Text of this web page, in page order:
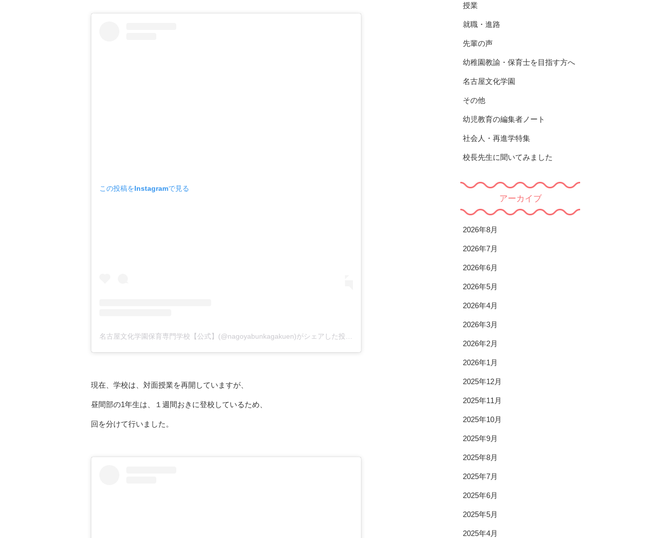
この投稿をInstagramで見る
現在、学校は、対面授業を再開していますが、
昼間部の1年生は、１週間おきに登校しているため、
回を分けて行いました。
授業
就職・進路
先輩の声
幼稚園教諭・保育士を目指す方へ
名古屋文化学園
その他
幼児教育の編集者ノート
社会人・再進学特集
校長先生に聞いてみました
アーカイブ
2026年8月
2026年7月
2026年6月
2026年5月
2026年4月
2026年3月
2026年2月
2026年1月
2025年12月
2025年11月
2025年10月
2025年9月
2025年8月
2025年7月
2025年6月
2025年5月
2025年4月